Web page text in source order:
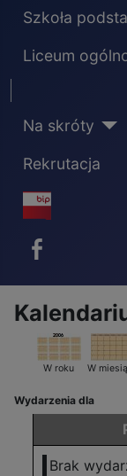
Szkoła
Liceum
Na skróty
Rekrutacja
BIP - ikona
W roku W
Wydarzenia dla
Brak